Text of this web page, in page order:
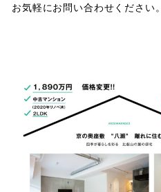
お気軽にお問い合わせください。